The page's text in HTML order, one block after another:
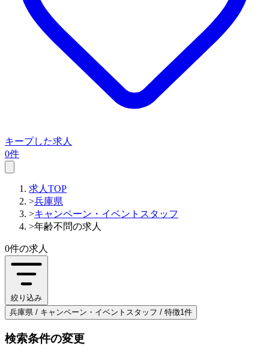
キープした求人
0件
求人TOP
>兵庫県
>キャンペーン・イベントスタッフ
>年齢不問の求人
0件の求人
絞り込み
兵庫県 / キャンペーン・イベントスタッフ / 特徴1件
検索条件の変更